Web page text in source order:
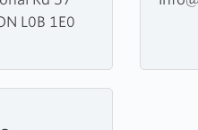
L0B 1E0